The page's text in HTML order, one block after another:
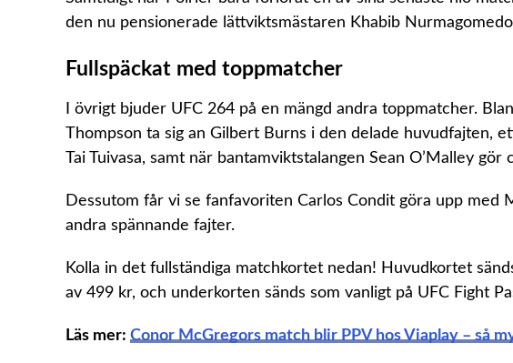
den nu pensionerade lättviktsmästaren Khabib
Fullspäckat med toppmatcher
I övrigt bjuder UFC 264 på en mängd andra toppmatcher.
Thompson ta sig an Gilbert Burns i den delade huvudfajten,
Tai Tuivasa, samt när bantamviktstalangen Sean O’Malley gör
Dessutom får vi se fanfavoriten Carlos Condit göra upp med
andra spännande fajter.
Kolla in det fullständiga matchkortet nedan! Huvudkortet
av 499 kr, och underkorten sänds som vanligt på UFC Fight
Läs mer: Conor McGregors match blir PPV hos Viaplay – så